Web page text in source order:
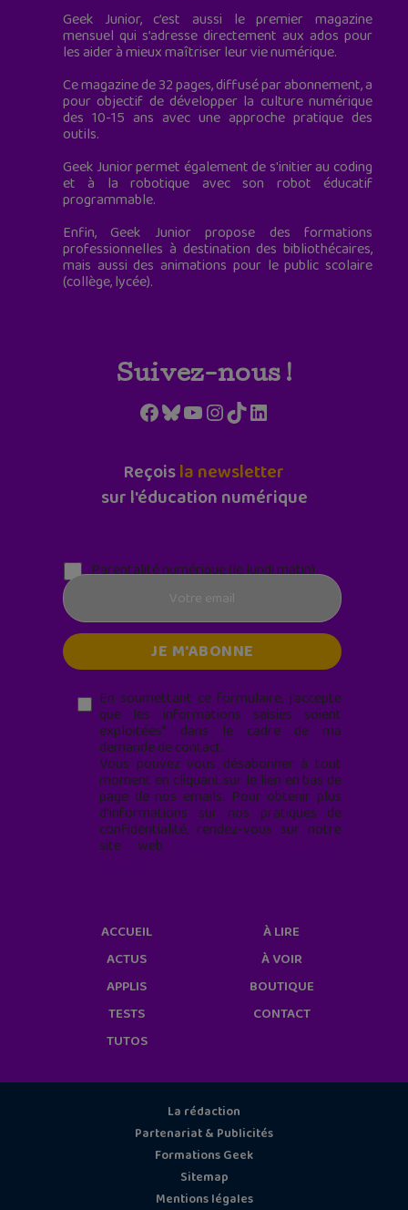
Geek Junior, c’est aussi le premier magazine
mensuel qui s’adresse directement aux ados pour
les aider à mieux maîtriser leur vie numérique.
Ce magazine de 32 pages, diffusé par abonnement, a
pour objectif de développer la culture numérique
des 10-15 ans avec une approche pratique des
outils.
Geek Junior permet également de s'initier au coding
et à la robotique avec son robot éducatif
programmable.
Enfin, Geek Junior propose des formations
professionnelles à destination des bibliothécaires,
mais aussi des animations pour le public scolaire
(collège, lycée).
Suivez-nous !
Facebook
Bluesky
YouTube
Instagram
TikTokLinkedIn
Reçoisla newsletter
sur l'éducation numérique
Parentalité numérique (le lundi matin)
En soumettant ce formulaire, j’accepte
que les informations saisies soient
exploitées* dans le cadre de ma
demande de contact.
Vous pouvez vous désabonner à tout
moment en cliquant sur le lien en bas de
page de nos emails. Pour obtenir plus
d'informations sur nos pratiques de
confidentialité, rendez-vous sur notre
site web
ACCUEIL
ACTUS
APPLIS
TESTS
TUTOS
À LIRE
À VOIR
BOUTIQUE
CONTACT
La rédaction
Partenariat & Publicités
Formations Geek
Sitemap
Mentions légales